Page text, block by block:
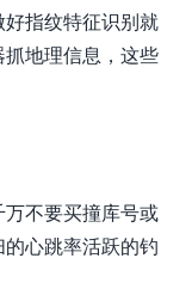
指纹特征识别就
地理信息，这些
不要买撞库号或
心跳率活跃的钓